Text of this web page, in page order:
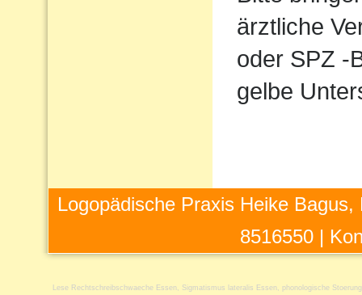
ärztliche
oder SPZ -
gelbe
Logopädische Praxis Heike
8516550 |
Lese Rechtschreibschwaeche Essen , Sigmatismus lateralis Essen , phonologische